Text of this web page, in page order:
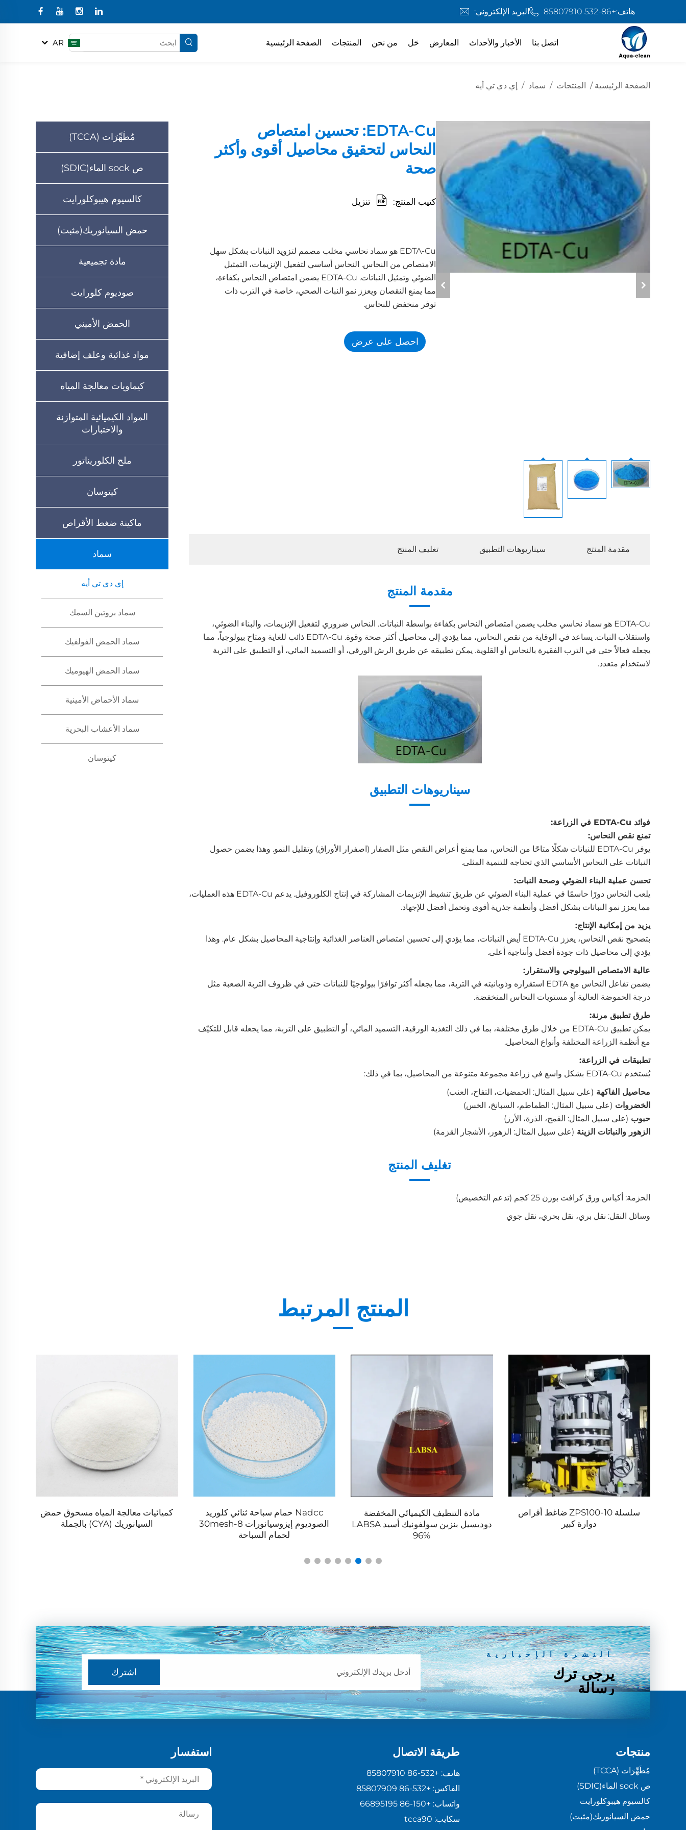
هاتف:+86-532 85807910 البريد الإلكتروني:
الصفحة الرئيسية المنتجات من نحن حَل المعارض الأخبار والأحداث اتصل بنا AR
الصفحة الرئيسية / المنتجات / سماد / إي دي تي أيه
مُطَهِّرَات (TCCA)
ص sock الماء(SDIC)
كالسيوم هيبوكلورايت
حمض السيانوريك(مثبت)
مادة تجميعية
صوديوم كلورايت
الحمض الأميني
مواد غذائية وعلف إضافية
كيماويات معالجة المياه
المواد الكيميائية المتوازنة
والاختبارات
ملح الكلوريناتور
كيتوسان
ماكينة ضغط الأقراص
سماد
إي دي تي أيه
سماد بروتين السمك
سماد الحمض الفولفيك
سماد الحمض الهيوميك
سماد الأحماض الأمينية
سماد الأعشاب البحرية
كيتوسان
EDTA-Cu: تحسين امتصاص
النحاس لتحقيق محاصيل أقوى وأكثر
صحة
كتيب المنتج: تنزيل
EDTA-Cu هو سماد نحاسي مخلب مصمم لتزويد النباتات بشكل سهل
الامتصاص من النحاس. النحاس أساسي لتفعيل الإنزيمات، التمثيل
الضوئي وتمثيل النباتات. EDTA-Cu يضمن امتصاص النحاس بكفاءة،
مما يمنع النقصان ويعزز نمو النبات الصحي، خاصة في الترب ذات
توفر منخفض للنحاس.
احصل على عرض
مقدمة المنتج سيناريوهات التطبيق تغليف المنتج
مقدمة المنتج
EDTA-Cu هو سماد نحاسي مخلب يضمن امتصاص النحاس بكفاءة بواسطة النباتات. النحاس ضروري لتفعيل الإنزيمات، والبناء الضوئي،
واستقلاب النبات. يساعد في الوقاية من نقص النحاس، مما يؤدي إلى محاصيل أكثر صحة وقوة. EDTA-Cu ذائب للغاية ومتاح بيولوجياً، مما
يجعله فعالاً حتى في الترب الفقيرة بالنحاس أو القلوية. يمكن تطبيقه عن طريق الرش الورقي، أو التسميد المائي، أو التطبيق على التربة
لاستخدام متعدد.
سيناريوهات التطبيق
فوائد EDTA-Cu في الزراعة:
تمنع نقص النحاس:
يوفر EDTA-Cu للنباتات شكلًا متاحًا من النحاس، مما يمنع أعراض النقص مثل الصفار (اصفرار الأوراق) وتقليل النمو. وهذا يضمن حصول
النباتات على النحاس الأساسي الذي تحتاجه للتنمية المثلى.
تحسن عملية البناء الضوئي وصحة النبات:
يلعب النحاس دورًا حاسمًا في عملية البناء الضوئي عن طريق تنشيط الإنزيمات المشاركة في إنتاج الكلوروفيل. يدعم EDTA-Cu هذه العمليات،
مما يعزز نمو النباتات بشكل أفضل وأنظمة جذرية أقوى وتحمل أفضل للإجهاد.
يزيد من إمكانية الإنتاج:
بتصحيح نقص النحاس، يعزز EDTA-Cu أيض النباتات، مما يؤدي إلى تحسين امتصاص العناصر الغذائية وإنتاجية المحاصيل بشكل عام. وهذا
يؤدي إلى محاصيل ذات جودة أفضل وأنتاجية أعلى.
عالية الامتصاص البيولوجي والاستقرار:
يضمن تفاعل النحاس مع EDTA استقراره وذوبانيته في التربة، مما يجعله أكثر توافرًا بيولوجيًا للنباتات حتى في ظروف التربة الصعبة مثل
درجة الحموضة العالية أو مستويات النحاس المنخفضة.
طرق تطبيق مرنة:
يمكن تطبيق EDTA-Cu من خلال طرق مختلفة، بما في ذلك التغذية الورقية، التسميد المائي، أو التطبيق على التربة، مما يجعله قابل للتكيّف
مع أنظمة الزراعة المختلفة وأنواع المحاصيل.
تطبيقات في الزراعة:
يُستخدم EDTA-Cu بشكل واسع في زراعة مجموعة متنوعة من المحاصيل، بما في ذلك:
محاصيل الفاكهة (على سبيل المثال: الحمضيات، التفاح، العنب)
الخضروات (على سبيل المثال: الطماطم، السبانخ، الخس)
حبوب (على سبيل المثال: القمح، الذرة، الأرز)
الزهور والنباتات الزينة (على سبيل المثال: الزهور، الأشجار القزمة)
تغليف المنتج
الحزمة: أكياس ورق كرافت بوزن 25 كجم (تدعم التخصيص)
وسائل النقل: نقل بري، نقل بحري، نقل جوي
المنتج المرتبط
سلسلة ZPS100-10 ضاغط أقراص
دوارة كبير
مادة التنظيف الكيميائي المخفضة
دوديسيل بنزين سولفونيك أسيد LABSA
96%
Nadcc حمام سباحة ثنائي كلوريد
الصوديوم إيزوسيانورات 8-30mesh
لحمام السباحة
كميائيات معالجة المياه مسحوق حمض
السيانوريك (CYA) بالجملة
النشرة الإخبارية
يرجى ترك
رسالة
اشترك
منتجات
مُطَهِّرَات (TCCA)
ص sock الماء(SDIC)
كالسيوم هيبوكلورايت
حمض السيانوريك(مثبت)
طريقة الاتصال
هاتف: +86-532 85807910
الفاكس: +86-532 85807909
واتساب: +86-150 66895195
سكايب: tcca90
استفسار